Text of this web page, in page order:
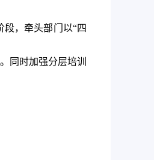
，牵头部门以“四
同时加强分层培训